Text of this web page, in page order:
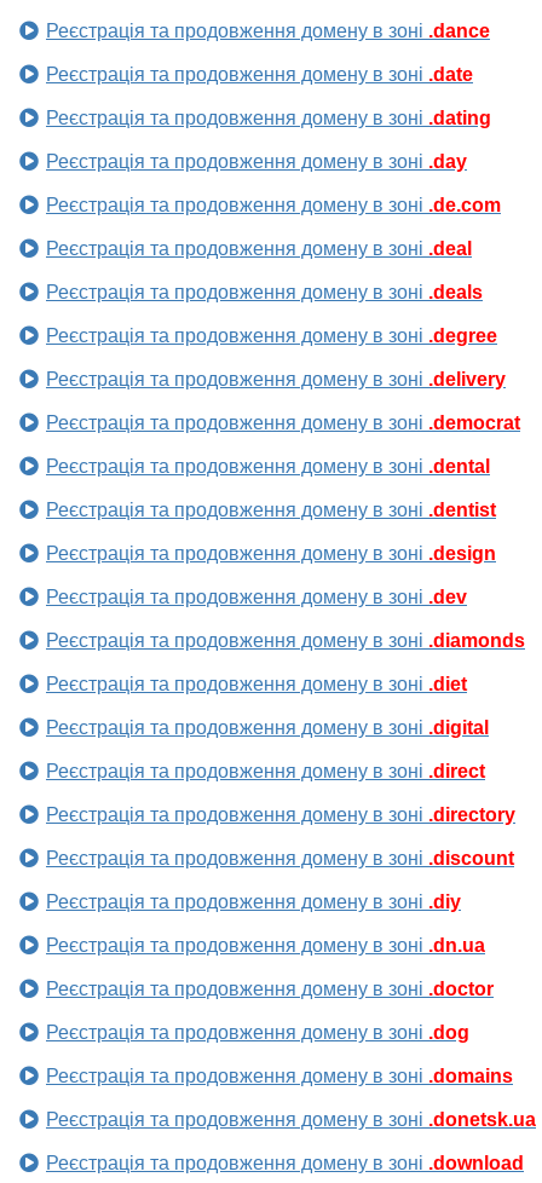
Реєстрація та продовження домену в зоні .dance
Реєстрація та продовження домену в зоні .date
Реєстрація та продовження домену в зоні .dating
Реєстрація та продовження домену в зоні .day
Реєстрація та продовження домену в зоні .de.com
Реєстрація та продовження домену в зоні .deal
Реєстрація та продовження домену в зоні .deals
Реєстрація та продовження домену в зоні .degree
Реєстрація та продовження домену в зоні .delivery
Реєстрація та продовження домену в зоні .democrat
Реєстрація та продовження домену в зоні .dental
Реєстрація та продовження домену в зоні .dentist
Реєстрація та продовження домену в зоні .design
Реєстрація та продовження домену в зоні .dev
Реєстрація та продовження домену в зоні .diamonds
Реєстрація та продовження домену в зоні .diet
Реєстрація та продовження домену в зоні .digital
Реєстрація та продовження домену в зоні .direct
Реєстрація та продовження домену в зоні .directory
Реєстрація та продовження домену в зоні .discount
Реєстрація та продовження домену в зоні .diy
Реєстрація та продовження домену в зоні .dn.ua
Реєстрація та продовження домену в зоні .doctor
Реєстрація та продовження домену в зоні .dog
Реєстрація та продовження домену в зоні .domains
Реєстрація та продовження домену в зоні .donetsk.ua
Реєстрація та продовження домену в зоні .download